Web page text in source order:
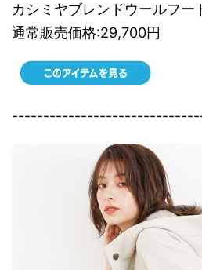
カシミヤブレンドウールフー
通常販売価格:29,700円